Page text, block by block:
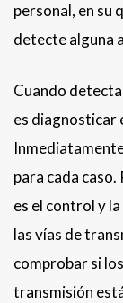
personal, en su
detecte alguna
Cuando
es diagnosticar
para cada
es el control y
las vías de
comprobar si
transmisión